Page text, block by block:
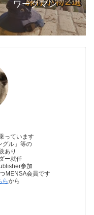
ワークマン
っています
グル」等の
あり
ー就任
参加
MENSA会員です
らから